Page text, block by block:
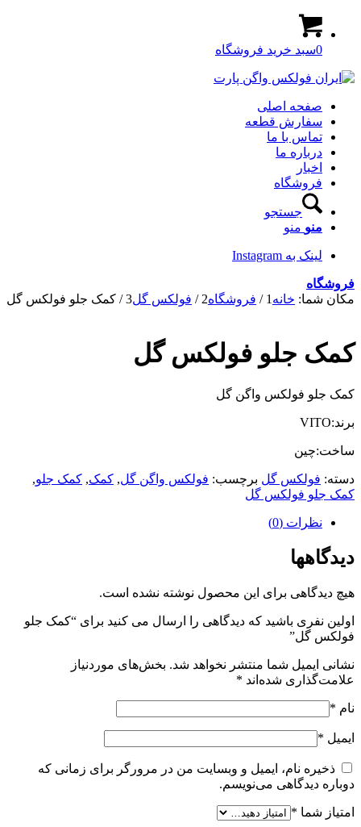
0سبد خرید فروشگاه
صفحه اصلی
سفارش قطعه
تماس با ما
درباره ما
اخبار
فروشگاه
جستجو
منو منو
لینک به Instagram
فروشگاه
مکان شما: خانه 1
/ فروشگاه2
/ فولکس گل3
/ کمک جلو فولکس گل
کمک جلو فولکس گل
کمک جلو فولکس واگن گل
برند:VITO
ساخت:چین
دسته: فولکس گل برچسب: فولکس واگن گل, کمک, کمک جلو,
کمک جلو فولکس گل
نظرات (0)
دیدگاهها
هیچ دیدگاهی برای این محصول نوشته نشده است.
اولین نفری باشید که دیدگاهی را ارسال می کنید برای “کمک جلو
فولکس گل”
نشانی ایمیل شما منتشر نخواهد شد. بخش‌های موردنیاز
علامت‌گذاری شده‌اند *
نام *
ایمیل *
ذخیره نام، ایمیل و وبسایت من در مرورگر برای زمانی که
دوباره دیدگاهی می‌نویسم.
امتیاز شما *